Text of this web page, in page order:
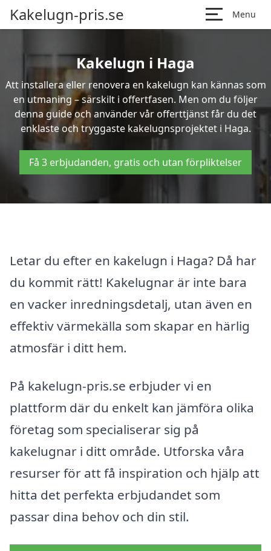
Kakelugn-pris.se Menu
Kakelugn i Haga
Att installera eller renovera en kakelugn kan kännas som
en utmaning – särskilt i offertfasen. Men om du följer
denna guide och använder vår offerttjänst får du det
enklaste och tryggaste kakelugnsprojektet i Haga.
Få 3 erbjudanden, gratis och utan förpliktelser
Letar du efter en kakelugn i Haga? Då har
du kommit rätt! Kakelugnar är inte bara
en vacker inredningsdetalj, utan även en
effektiv värmekälla som skapar en härlig
atmosfär i ditt hem.
På kakelugn-pris.se erbjuder vi en
plattform där du enkelt kan jämföra olika
företag som specialiserar sig på
kakelugnar i ditt område. Utforska våra
resurser för att få inspiration och hjälp att
hitta det perfekta erbjudandet som
passar dina behov och din stil.